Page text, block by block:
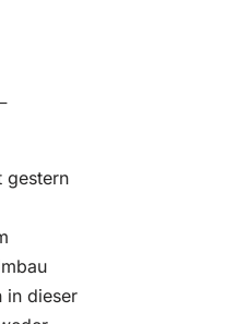
gestern
in dieser